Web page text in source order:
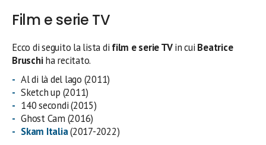
Film e serie TV
Ecco di seguito la lista di film e serie TVin cui Beatrice
Bruschiha recitato.
Al di là del lago (2011)
Sketch up (2011)
140 secondi (2015)
Ghost Cam (2016)
Skam Italia(2017-2022)